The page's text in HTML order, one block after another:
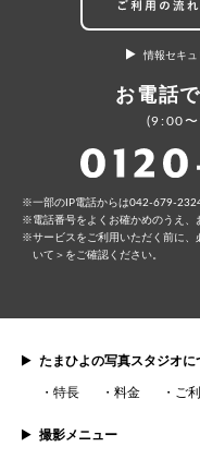
情報セキ
お電話
(9:00
⼀部のIP電話からは042-679-
電話番号をよくお確かめのうえ、
サービスをご利⽤いただく前に、
いて＞ をご確認ください。
たまひよの写真スタジオに
特長 料金 ご
撮影メニュー